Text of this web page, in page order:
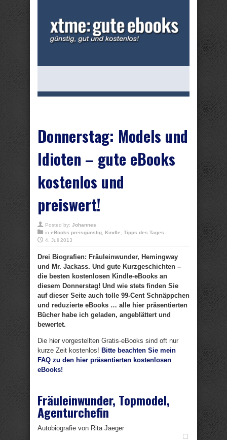
Donnerstag: Models und
Idioten – gute eBooks
kostenlos und
preiswert!
Posted by: Johannes
in eBooks preisgünstig Kindle
Tipps des Tages
4. Juli 2013
Drei Biografien: Fräuleinwunder, Hemingway
und Mr. Jackass. Und gute Kurzgeschichten –
die besten kostenlosen Kindle-eBooks an
diesem Donnerstag! Und wie stets finden Sie
auf dieser Seite auch tolle 99-Cent Schnäppchen
und reduzierte eBooks … alle hier präsentierten
Bücher habe ich geladen, angeblättert und
bewertet.
Die hier vorgestellten Gratis-eBooks sind oft nur
kurze Zeit kostenlos! Bitte beachten Sie mein
FAQ zu den hier präsentierten kostenlosen
eBooks!
Fräuleinwunder, Topmodel,
Agenturchefin
Autobiografie von Rita Jaeger